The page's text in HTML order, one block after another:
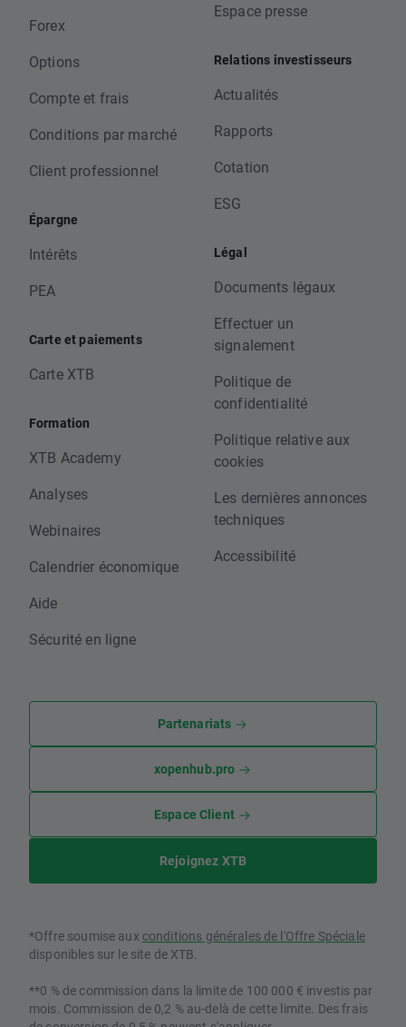
Forex
Options
Compte et frais
Conditions par marché
Client professionnel
Épargne
Intérêts
PEA
Carte et paiements
Carte XTB
Formation
XTB Academy
Analyses
Webinaires
Calendrier économique
Aide
Sécurité en ligne
Espace presse
Relations investisseurs
Actualités
Rapports
Cotation
ESG
Légal
Documents légaux
Effectuer un
signalement
Politique de
confidentialité
Politique relative aux
cookies
Les dernières annonces
techniques
Accessibilité
Partenariats
xopenhub.pro
Espace Client
Rejoignez XTB
*Offre soumise aux conditions générales de l'Offre Spéciale
disponibles sur le site de XTB.
**0 % de commission dans la limite de 100 000 € investis par
mois. Commission de 0,2 % au-delà de cette limite. Des frais